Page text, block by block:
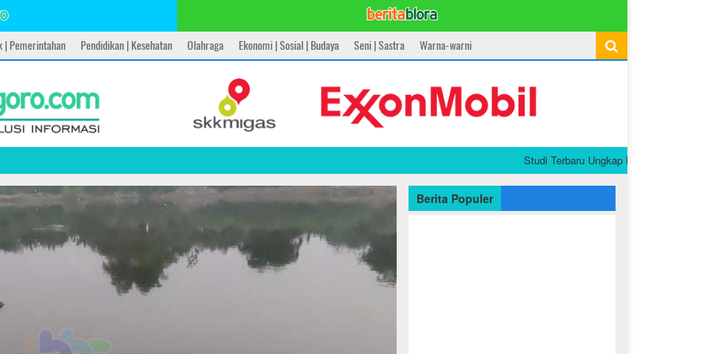
| Pemerintahan Pendidikan | Kesehatan Olahraga Ekonomi | Sosial | Budaya Seni | Sastra Warna-warni
Studi Terbaru Ungkap Kaitan Pola Makan
Berita Populer